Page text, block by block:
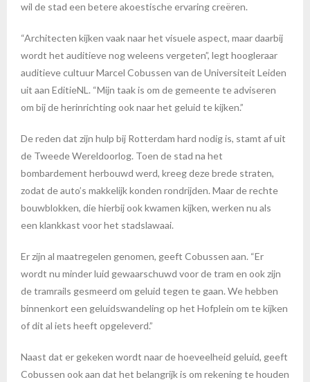
wil de stad een betere akoestische ervaring creëren.
“Architecten kijken vaak naar het visuele aspect, maar daarbij
wordt het auditieve nog weleens vergeten”, legt hoogleraar
auditieve cultuur Marcel Cobussen van de Universiteit Leiden
uit aan EditieNL. “Mijn taak is om de gemeente te adviseren
om bij de herinrichting ook naar het geluid te kijken.”
De reden dat zijn hulp bij Rotterdam hard nodig is, stamt af uit
de Tweede Wereldoorlog. Toen de stad na het
bombardement herbouwd werd, kreeg deze brede straten,
zodat de auto’s makkelijk konden rondrijden. Maar de rechte
bouwblokken, die hierbij ook kwamen kijken, werken nu als
een klankkast voor het stadslawaai.
Er zijn al maatregelen genomen, geeft Cobussen aan. “Er
wordt nu minder luid gewaarschuwd voor de tram en ook zijn
de tramrails gesmeerd om geluid tegen te gaan. We hebben
binnenkort een geluidswandeling op het Hofplein om te kijken
of dit al iets heeft opgeleverd.”
Naast dat er gekeken wordt naar de hoeveelheid geluid, geeft
Cobussen ook aan dat het belangrijk is om rekening te houden